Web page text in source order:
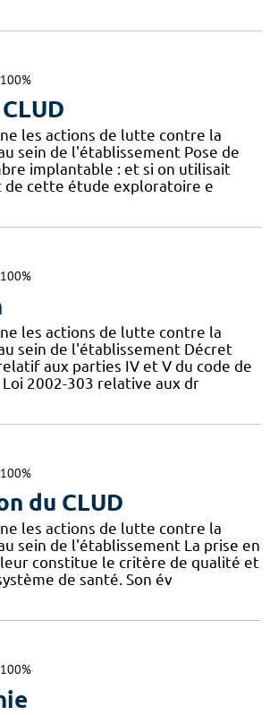
100%
les actions de lutte contre la
sein de l'établissement Pose de
implantable : et si on utilisait
de cette étude exploratoire e
100%
les actions de lutte contre la
sein de l'établissement Décret
aux parties IV et V du code de
2002-303 relative aux dr
100%
du CLUD
les actions de lutte contre la
sein de l'établissement La prise en
constitue le critère de qualité et
de santé. Son év
100%